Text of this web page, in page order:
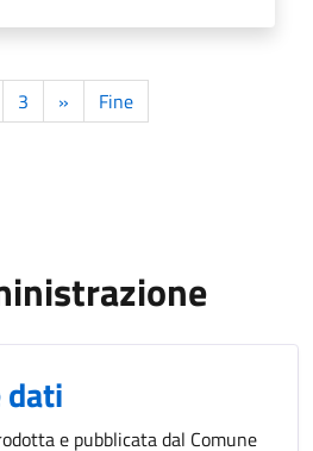
3 » Fine
dati
e pubblicata dal Comune